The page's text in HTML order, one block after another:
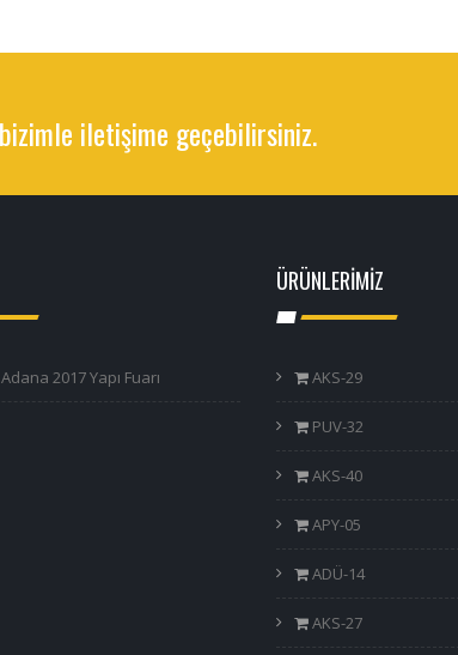
iletişime geçebilirsiniz.
2017 Yapı Fuarı
ÜRÜNLERİMİZ
AKS-29
PUV-32
AKS-40
APY-05
ADÜ-14
AKS-27